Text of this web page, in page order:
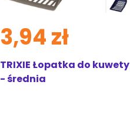
TRIXIE Łopatka do kuwety
- średnia
3,94 zł